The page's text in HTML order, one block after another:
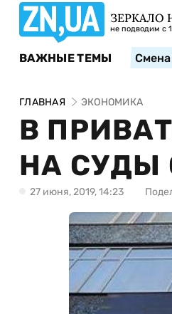
ЗЕРКАЛО
не подводим с
ВАЖНЫЕ ТЕМЫ Смена
ГЛАВНАЯ ЭКОНОМИКА
В
НА СУДЫ
27 июня, 2019, 14:23